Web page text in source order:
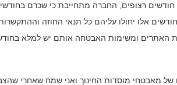
העסקתם. על-פי ההסכם החדש, חברת האבטחה מתחייבת להעסיק את המאבטחים 12 חודשים רצופים, החברה מתחייבת כי שכרם
אלו יחולו עליהם כל תנאי החוזה
האתרים ומשימות האבטחה אותם יש למלא
מאבטחי מוסדות החינוך ואני שמח שאחרי